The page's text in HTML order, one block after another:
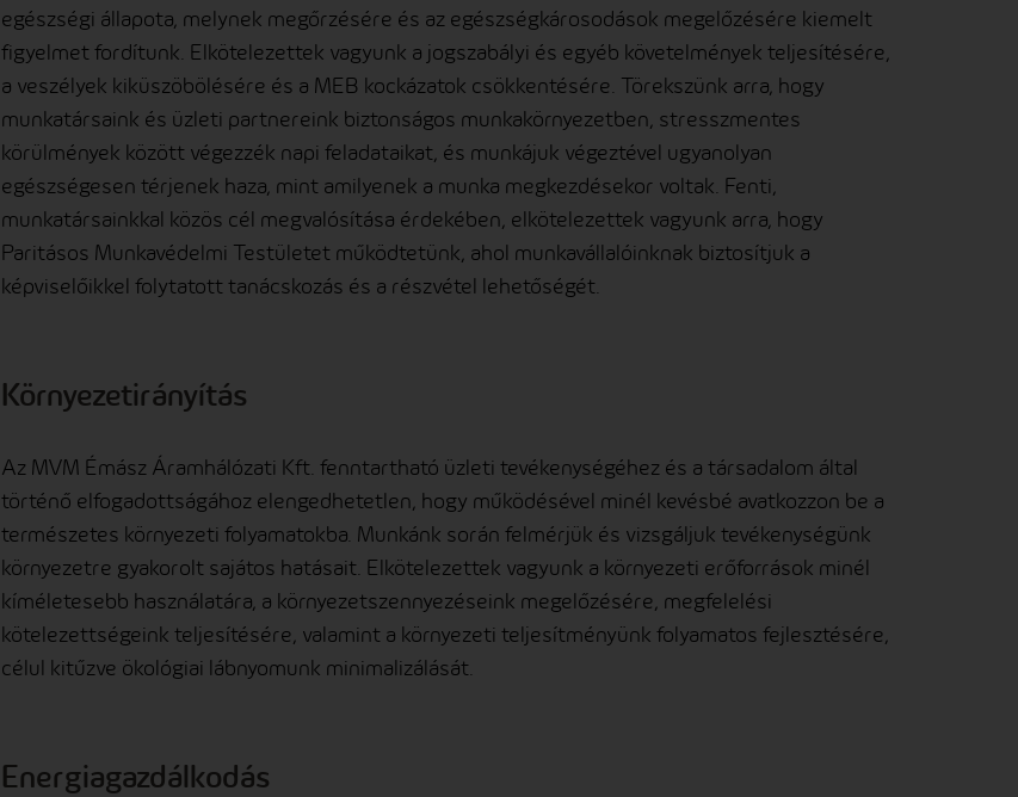
egészségi állapota, melynek megőrzésére és az egészségkárosodások megelőzésére kiemelt
figyelmet fordítunk. Elkötelezettek vagyunk a jogszabályi és egyéb követelmények teljesítésére,
a veszélyek kiküszöbölésére és a MEB kockázatok csökkentésére. Törekszünk arra, hogy
munkatársaink és üzleti partnereink biztonságos munkakörnyezetben, stresszmentes
körülmények között végezzék napi feladataikat, és munkájuk végeztével ugyanolyan
egészségesen térjenek haza, mint amilyenek a munka megkezdésekor voltak. Fenti,
munkatársainkkal közös cél megvalósítása érdekében, elkötelezettek vagyunk arra, hogy
Paritásos Munkavédelmi Testületet működtetünk, ahol munkavállalóinknak biztosítjuk a
képviselőikkel folytatott tanácskozás és a részvétel lehetőségét.
Környezetirányítás
Az MVM Émász Áramhálózati Kft. fenntartható üzleti tevékenységéhez és a társadalom által
történő elfogadottságához elengedhetetlen, hogy működésével minél kevésbé avatkozzon be a
természetes környezeti folyamatokba. Munkánk során felmérjük és vizsgáljuk tevékenységünk
környezetre gyakorolt sajátos hatásait. Elkötelezettek vagyunk a környezeti erőforrások minél
kíméletesebb használatára, a környezetszennyezéseink megelőzésére, megfelelési
kötelezettségeink teljesítésére, valamint a környezeti teljesítményünk folyamatos fejlesztésére,
célul kitűzve ökológiai lábnyomunk minimalizálását.
Energiagazdálkodás